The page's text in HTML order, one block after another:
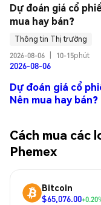
Dự đoán giá cổ
mua hay bán?
Thông tin Thị trường
2026-08-06
10-15phút
2026-08-06
Dự đoán giá cổ
Nên mua hay bán?
Cách mua các
Phemex
Bitcoin
$65,076.00